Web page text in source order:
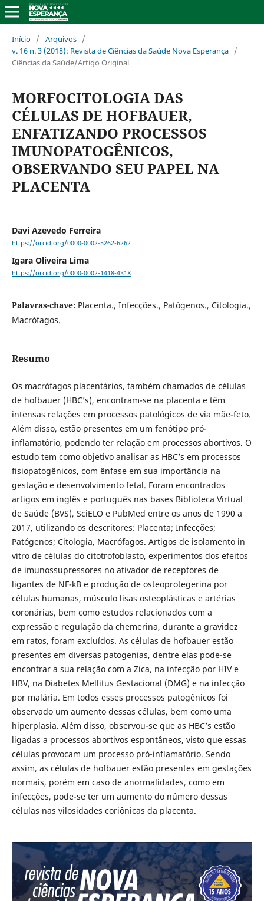
Início / Arquivos /
v. 16 n. 3 (2018): Revista de Ciências da Saúde Nova Esperança /
Ciências da Saúde/Artigo Original
MORFOCITOLOGIA DAS
CÉLULAS DE HOFBAUER,
ENFATIZANDO PROCESSOS
IMUNOPATOGÊNICOS,
OBSERVANDO SEU PAPEL NA
PLACENTA
Davi Azevedo Ferreira
https://orcid.org/0000-0002-5262-6262
Igara Oliveira Lima
https://orcid.org/0000-0002-1418-431X
Palavras-chave: Placenta., Infecções., Patógenos., Citologia.,
Macrófagos.
Resumo
Os macrófagos placentários, também chamados de células
de hofbauer (HBC’s), encontram-se na placenta e têm
intensas relações em processos patológicos de via mãe-feto.
Além disso, estão presentes em um fenótipo pró-
inflamatório, podendo ter relação em processos abortivos. O
estudo tem como objetivo analisar as HBC’s em processos
fisiopatogênicos, com ênfase em sua importância na
gestação e desenvolvimento fetal. Foram encontrados
artigos em inglês e português nas bases Biblioteca Virtual
de Saúde (BVS), SciELO e PubMed entre os anos de 1990 a
2017, utilizando os descritores: Placenta; Infecções;
Patógenos; Citologia, Macrófagos. Artigos de isolamento in
vitro de células do citotrofoblasto, experimentos dos efeitos
de imunossupressores no ativador de receptores de
ligantes de NF-kB e produção de osteoprotegerina por
células humanas, músculo lisas osteoplásticas e artérias
coronárias, bem como estudos relacionados com a
expressão e regulação da chemerina, durante a gravidez
em ratos, foram excluídos. As células de hofbauer estão
presentes em diversas patogenias, dentre elas pode-se
encontrar a sua relação com a Zica, na infecção por HIV e
HBV, na Diabetes Mellitus Gestacional (DMG) e na infecção
por malária. Em todos esses processos patogênicos foi
observado um aumento dessas células, bem como uma
hiperplasia. Além disso, observou-se que as HBC’s estão
ligadas a processos abortivos espontâneos, visto que essas
células provocam um processo pró-inflamatório. Sendo
assim, as células de hofbauer estão presentes em gestações
normais, porém em caso de anormalidades, como em
infecções, pode-se ter um aumento do número dessas
células nas vilosidades coriônicas da placenta.